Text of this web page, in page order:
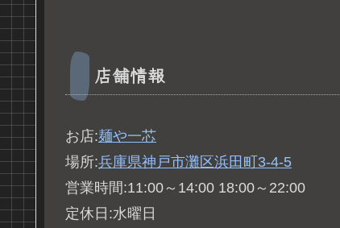
店舗情報
お店:麺や一芯
場所:兵庫県神戸市灘区浜田町 3-4-5
営業時間:11:00～14:00 18:00～22:00
定休日:水曜日